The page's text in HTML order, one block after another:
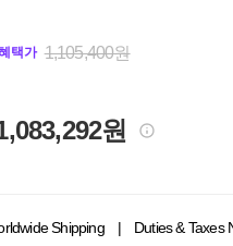
택가 1,105,400원
원
Shipping | Duties & Taxes